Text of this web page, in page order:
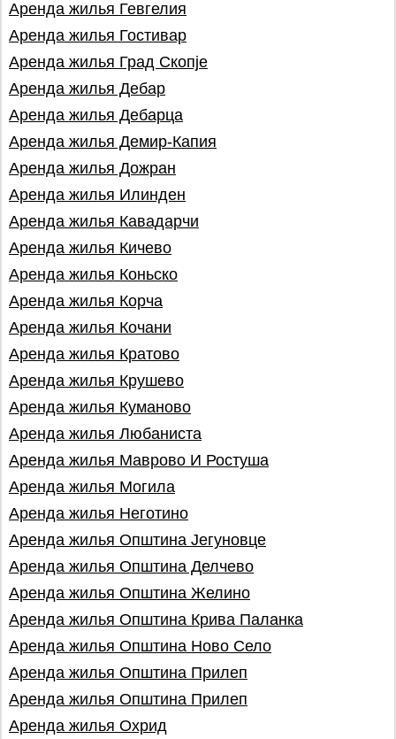
Аренда жилья Гевгелия
Аренда жилья Гостивар
Аренда жилья Град Скопjе
Аренда жилья Дебар
Аренда жилья Дебарца
Аренда жилья Демир-Капия
Аренда жилья Дожран
Аренда жилья Илинден
Аренда жилья Кавадарчи
Аренда жилья Кичево
Аренда жилья Коньско
Аренда жилья Корча
Аренда жилья Кочани
Аренда жилья Кратово
Аренда жилья Крушево
Аренда жилья Куманово
Аренда жилья Любаниста
Аренда жилья Маврово И Ростуша
Аренда жилья Могила
Аренда жилья Неготино
Аренда жилья Општина Jегуновце
Аренда жилья Општина Делчево
Аренда жилья Општина Желино
Аренда жилья Општина Крива Паланка
Аренда жилья Општина Ново Село
Аренда жилья Општина Прилеп
Аренда жилья Општина Прилеп
Аренда жилья Охрид